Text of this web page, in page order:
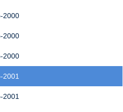
2000
2000
2000
2001
2001